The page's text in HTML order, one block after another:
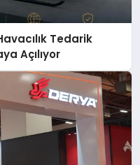
Tedarik
Açılıyor